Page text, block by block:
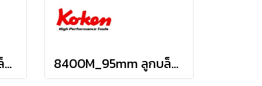
8400M_85mm ลูกบล็อก สั้น 6P (SQ.DR 1") Hand Sockets 8400M_95mm ลูกบล็อก สั้น 6P (SQ.DR 1") Hand Sockets